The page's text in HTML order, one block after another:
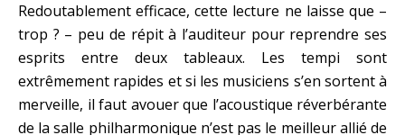
Redoutablement efficace, cette lecture ne laisse que –
trop ? – peu de répit à l’auditeur pour reprendre ses
esprits entre deux tableaux. Les tempi sont
extrêmement rapides et si les musiciens s’en sortent à
merveille, il faut avouer que l’acoustique réverbérante
de la salle philharmonique n’est pas le meilleur allié de